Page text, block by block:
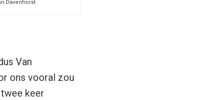
Davenhorst
Van
ons vooral zou
keer